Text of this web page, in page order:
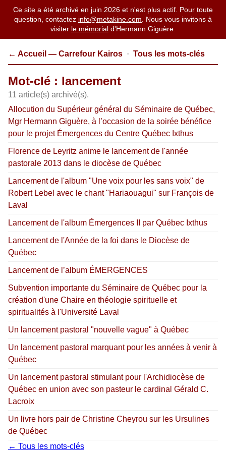
Ce site a été archivé en juin 2026 et n'est plus actif. Pour toute
question, contactez info@metakine.com . Nous vous invitons à
visiter le mémorial d'Hermann Giguère.
← Accueil — Carrefour Kairos · Tous les mots-clés
Mot-clé : lancement
11 article(s) archivé(s).
Allocution du Supérieur général du Séminaire de Québec,
Mgr Hermann Giguère, à l’occasion de la soirée bénéfice
pour le projet Émergences du Centre Québec Ixthus
Florence de Leyritz anime le lancement de l'année
pastorale 2013 dans le diocèse de Québec
Lancement de l'album "Une voix pour les sans voix" de
Robert Lebel avec le chant "Hariaouagui" sur François de
Laval
Lancement de l'album Émergences II par Québec Ixthus
Lancement de l'Année de la foi dans le Diocèse de
Québec
Lancement de l’album ÉMERGENCES
Subvention importante du Séminaire de Québec pour la
création d'une Chaire en théologie spirituelle et
spiritualités à l'Université Laval
Un lancement pastoral "nouvelle vague" à Québec
Un lancement pastoral marquant pour les années à venir à
Québec
Un lancement pastoral stimulant pour l'Archidiocèse de
Québec en union avec son pasteur le cardinal Gérald C.
Lacroix
Un livre hors pair de Christine Cheyrou sur les Ursulines
de Québec
← Tous les mots-clés